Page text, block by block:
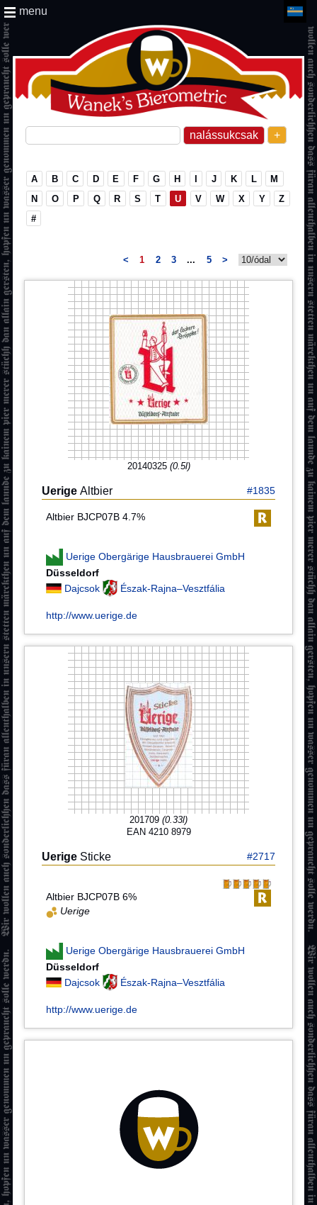
+
menu
A B C D E F G H I J K L
M
N
O P Q R S T U V W X Y
Z
#
< 1 2 3 ... 5 >
20140325 (0.5l)
Uerige Altbier #1835
Altbier BJCP07B 4.7%
Uerige Obergärige Hausbrauerei GmbH
Düsseldorf
Dajcsok
Észak-Rajna–Vesztfália
http://www.uerige.de
201709 (0.33l)
EAN 4210 8979
Uerige Sticke #2717
Altbier BJCP07B 6%
Uerige
Uerige Obergärige Hausbrauerei GmbH
Düsseldorf
Dajcsok
Észak-Rajna–Vesztfália
http://www.uerige.de